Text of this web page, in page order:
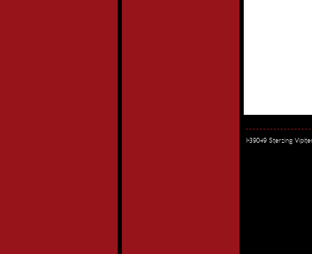
I-39049 Sterzing